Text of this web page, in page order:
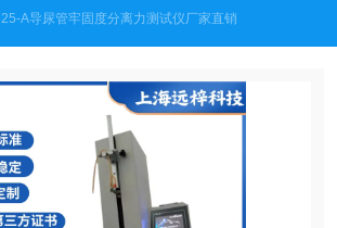
A导尿管牢固度分离力测试仪厂家直销